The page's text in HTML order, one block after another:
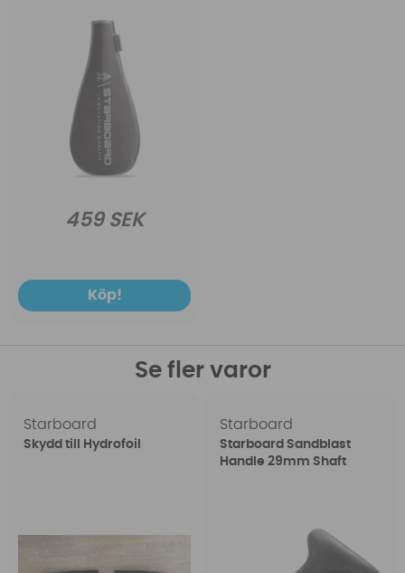
459 SEK
Köp!
Se fler varor
Starboard
Skydd till Hydrofoil
Starboard
Starboard Sandblast
Handle 29mm Shaft